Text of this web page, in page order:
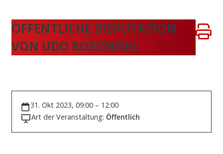
ÖFFENTLICHE DISPUTATION
VON UDO ROSOWSKI
31. Okt 2023, 09:00 – 12:00
Art der Veranstaltung: Öffentlich